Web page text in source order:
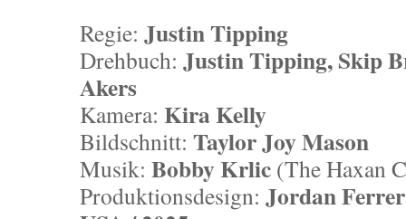
Regie: Justin Tipping
Drehbuch: Justin Tipping, Skip
Akers
Kamera: Kira Kelly
Bildschnitt: Taylor Joy Mason
Musik: Bobby Krlic (The Haxan
Produktionsdesign: Jordan Ferrer